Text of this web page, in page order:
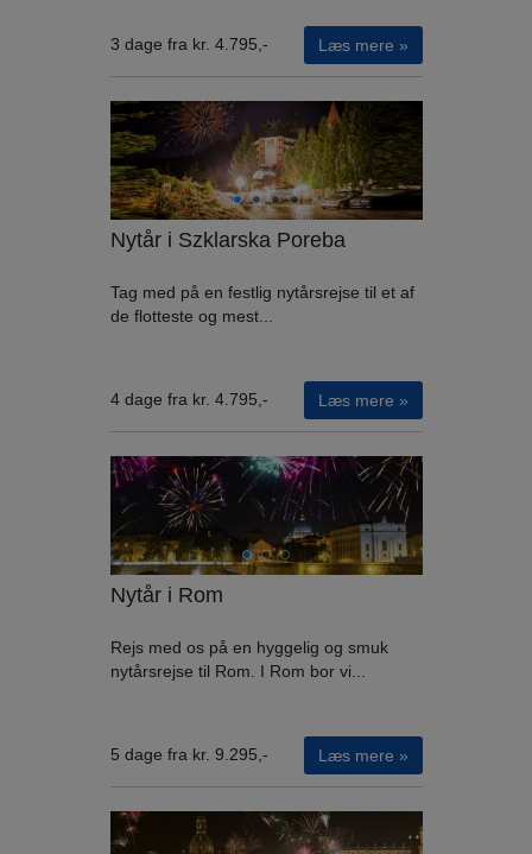
3 dage fra kr. 4.795,- Læs mere »
Nytår i Szklarska Poreba
Tag med på en festlig nytårsrejse til et af
de flotteste og mest...
4 dage fra kr. 4.795,- Læs mere »
Nytår i Rom
Rejs med os på en hyggelig og smuk
nytårsrejse til Rom. I Rom bor vi...
5 dage fra kr. 9.295,- Læs mere »